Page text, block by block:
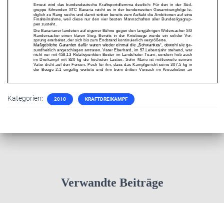
Kategorien: 2010 KRAFTDREIKAMPF
Verwandte Beiträge